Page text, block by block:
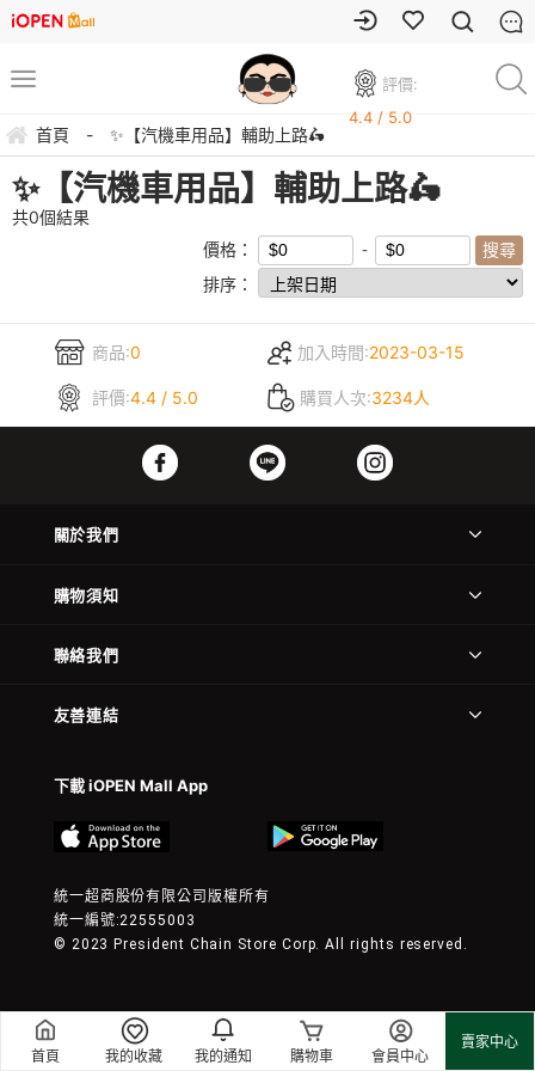
首頁 我的收藏 我的通知 購物車 會員中心
賣家中心
評價:
4.4 / 5.0
首頁 - ✨【汽機車用品】輔助上路🛵
✨【汽機車用品】輔助上路🛵
共0個結果
價格：
排序：
商品:0 加入時間:2023-03-15
評價:4.4 / 5.0 購買人次:3234人
關於我們
購物須知
聯絡我們
友善連結
下載 iOPEN Mall App
統一超商股份有限公司版權所有
統一編號:22555003
© 2023 President Chain Store Corp. All rights reserved.